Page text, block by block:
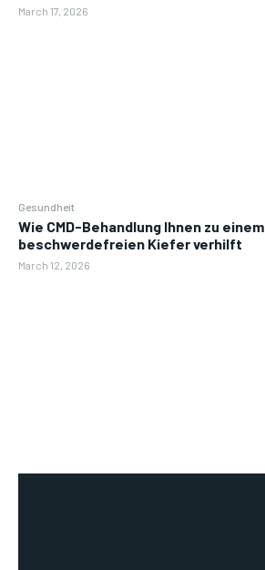
March 17, 2026
Gesundheit
Wie CMD-Behandlung Ihnen zu einem
beschwerdefreien Kiefer verhilft
March 12, 2026